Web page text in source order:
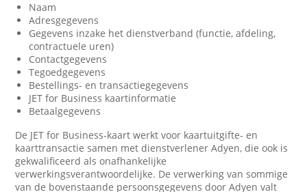
Naam
Adresgegevens
Gegevens inzake het dienstverband (functie, afdeling,
contractuele uren)
Contactgegevens
Tegoedgegevens
Bestellings- en transactiegegevens
JET for Business kaartinformatie
Betaalgegevens
De JET for Business-kaart werkt voor kaartuitgifte- en
kaarttransactie samen met dienstverlener Adyen, die ook is
gekwalificeerd als onafhankelijke
verwerkingsverantwoordelijke. De verwerking van sommige
van de bovenstaande persoonsgegevens door Adyen valt